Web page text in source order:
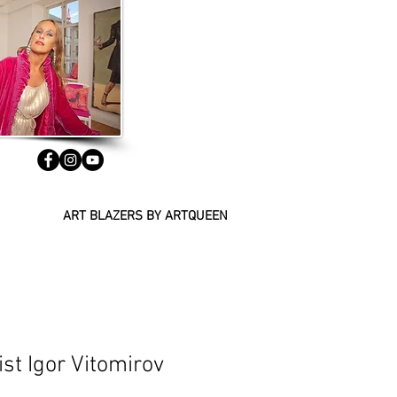
ART BLAZERS BY ARTQUEEN
Igor Vitomirov